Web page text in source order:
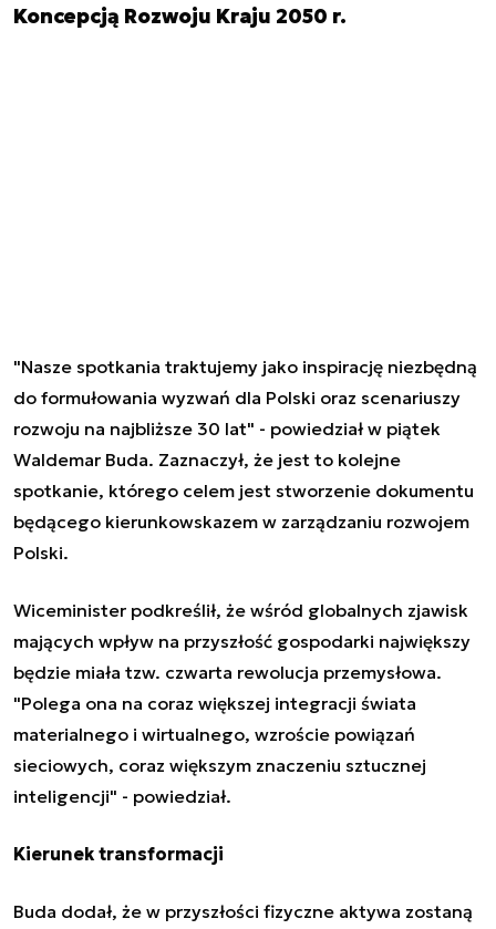
Koncepcją Rozwoju Kraju 2050 r.
"Nasze spotkania traktujemy jako inspirację niezbędną
do formułowania wyzwań dla Polski oraz scenariuszy
rozwoju na najbliższe 30 lat" - powiedział w piątek
Waldemar Buda. Zaznaczył, że jest to kolejne
spotkanie, którego celem jest stworzenie dokumentu
będącego kierunkowskazem w zarządzaniu rozwojem
Polski.
Wiceminister podkreślił, że wśród globalnych zjawisk
mających wpływ na przyszłość gospodarki największy
będzie miała tzw. czwarta rewolucja przemysłowa.
"Polega ona na coraz większej integracji świata
materialnego i wirtualnego, wzroście powiązań
sieciowych, coraz większym znaczeniu sztucznej
inteligencji" - powiedział.
Kierunek transformacji
Buda dodał, że w przyszłości fizyczne aktywa zostaną